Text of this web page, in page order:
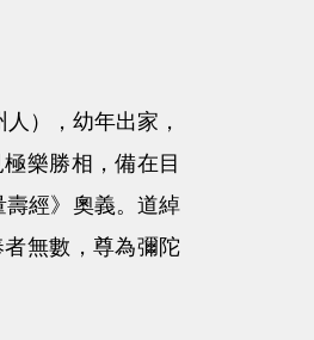
），幼年出家，
樂勝相，備在目
經》奧義。道綽
無數，尊為彌陀